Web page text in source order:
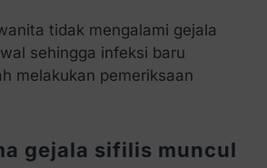
tidak mengalami gejala
sehingga infeksi baru
melakukan pemeriksaan
gejala sifilis muncul